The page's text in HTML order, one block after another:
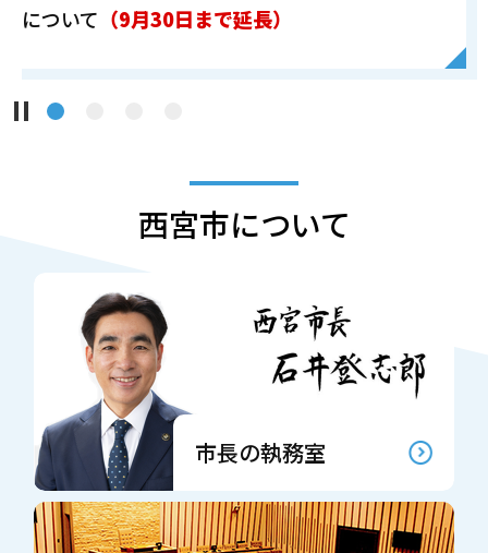
について （9月30日まで延長）
西宮市について
市長の執務室